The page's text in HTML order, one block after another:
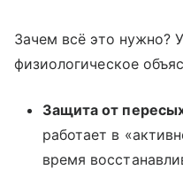
Зачем всё это нужно?
физиологическое
Защита от
работает в
время